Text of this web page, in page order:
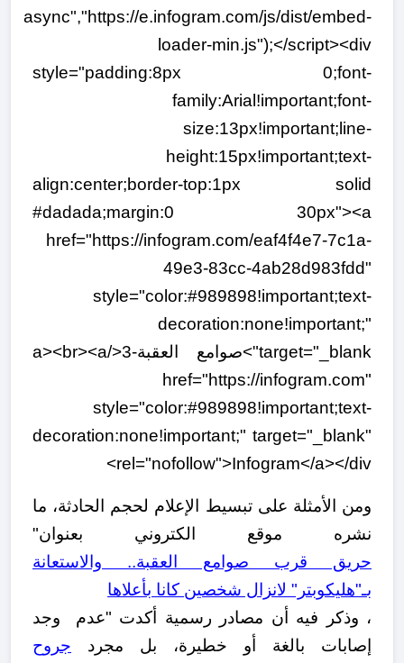
async","https://e.infogram.com/js/dist/embed-
loader-min.js");</script><div
style="padding:8px 0;font-
family:Arial!important;font-
size:13px!important;line-
height:15px!important;text-
align:center;border-top:1px solid
#dadada;margin:0 30px"><a
href="https://infogram.com/eaf4f4e7-7c1a-
49e3-83cc-4ab28d983fdd"
style="color:#989898!important;text-
decoration:none!important;"
target="_blank">صوامع العقبة-3</a><br><a
href="https://infogram.com"
style="color:#989898!important;text-
decoration:none!important;" target="_blank"
rel="nofollow">Infogram</a></div>
ومن الأمثلة على تبسيط الإعلام لحجم الحادثة، ما
نشره موقع الكتروني بعنوان"
حريق قرب صوامع العقبة.. والاستعانة
بـ"هليكوبتر" لانزال شخصين كانا بأعلاها
، وذكر فيه أن مصادر رسمية أكدت "عدم وجد
إصابات بالغة أو خطيرة، بل مجرد جروح